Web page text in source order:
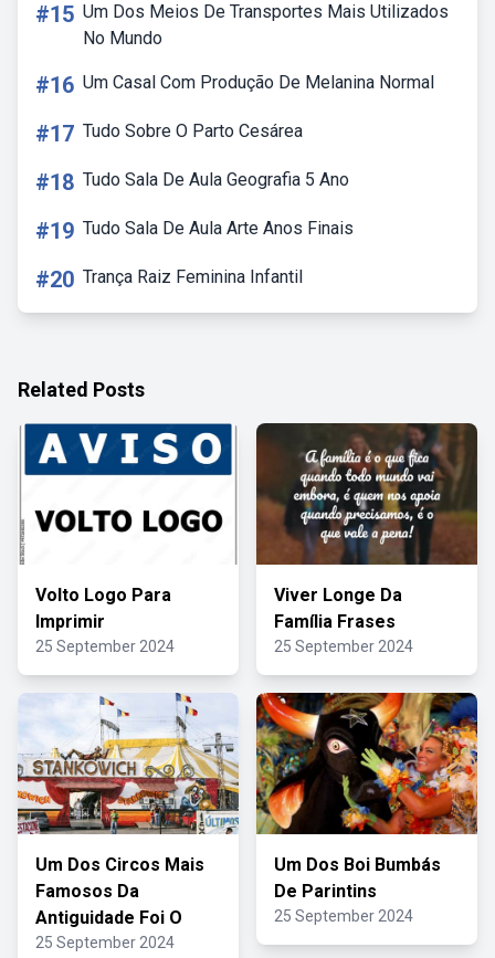
#15 Um Dos Meios De Transportes Mais Utilizados
No Mundo
#16 Um Casal Com Produção De Melanina Normal
#17 Tudo Sobre O Parto Cesárea
#18 Tudo Sala De Aula Geografia 5 Ano
#19 Tudo Sala De Aula Arte Anos Finais
#20 Trança Raiz Feminina Infantil
Related Posts
Volto Logo Para
Imprimir
25 September 2024
Viver Longe Da
Família Frases
25 September 2024
Um Dos Circos Mais
Famosos Da
Antiguidade Foi O
25 September 2024
Um Dos Boi Bumbás
De Parintins
25 September 2024